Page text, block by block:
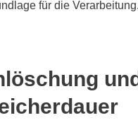
für die Verarbeitung.